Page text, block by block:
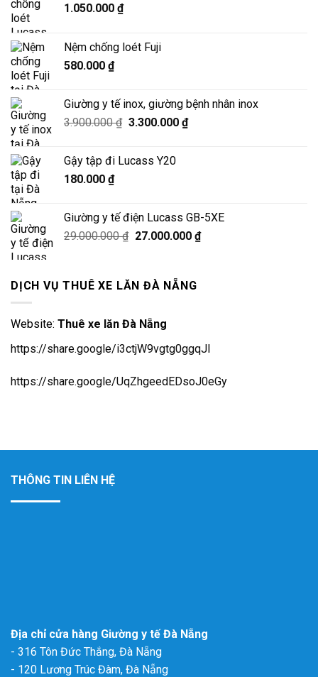
1.050.000 ₫
Nệm chống loét Fuji
580.000 ₫
Giường y tế inox, giường bệnh nhân inox
3.900.000₫ Giá
3.900.000 ₫.
3.300.000 ₫Giá
Gậy tập đi Lucass Y20
180.000 ₫
Giường y tế điện Lucass GB-5XE
29.000.000₫ Giá
29.000.000 ₫.
27.000.000 ₫Giá
DỊCH VỤ THUÊ XE LĂN ĐÀ NẴNG
Website: Thuê xe lăn Đà Nẵng
https://share.google/i3ctjW9vgtg0ggqJl
https://share.google/UqZhgeedEDsoJ0eGy
THÔNG TIN LIÊN HỆ
Địa chỉ cửa hàng Giường y tế Đà Nẵng
- 316 Tôn Đức Thắng, Đà Nẵng
- 120 Lương Trúc Đàm, Đà Nẵng